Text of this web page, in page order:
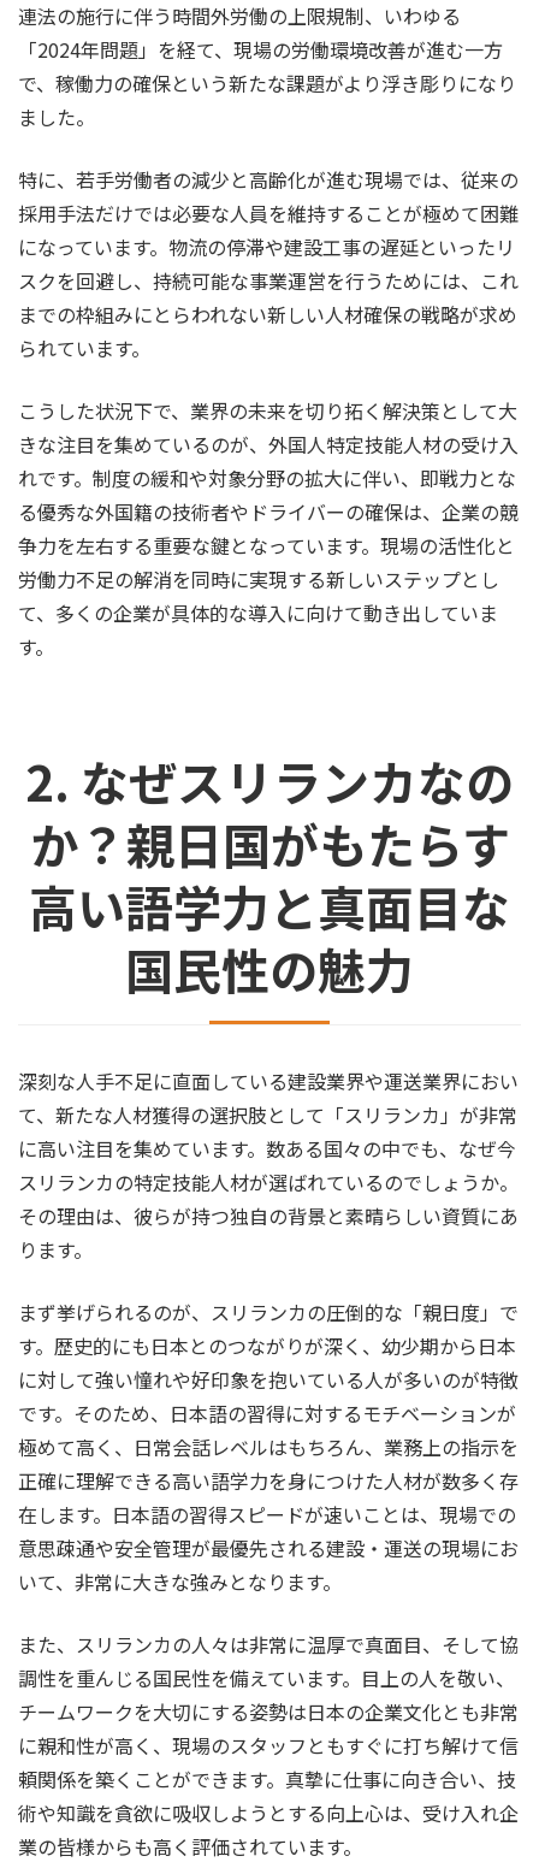
連法の施行に伴う時間外労働の上限規制、いわゆる
「2024年問題」を経て、現場の労働環境改善が進む一方
で、稼働力の確保という新たな課題がより浮き彫りになり
ました。
特に、若手労働者の減少と高齢化が進む現場では、従来の
採用手法だけでは必要な人員を維持することが極めて困難
になっています。物流の停滞や建設工事の遅延といったリ
スクを回避し、持続可能な事業運営を行うためには、これ
までの枠組みにとらわれない新しい人材確保の戦略が求め
られています。
こうした状況下で、業界の未来を切り拓く解決策として大
きな注目を集めているのが、外国人特定技能人材の受け入
れです。制度の緩和や対象分野の拡大に伴い、即戦力とな
る優秀な外国籍の技術者やドライバーの確保は、企業の競
争力を左右する重要な鍵となっています。現場の活性化と
労働力不足の解消を同時に実現する新しいステップとし
て、多くの企業が具体的な導入に向けて動き出していま
す。
2. なぜスリランカなの
か？親日国がもたらす
高い語学力と真面目な
国民性の魅力
深刻な人手不足に直面している建設業界や運送業界におい
て、新たな人材獲得の選択肢として「スリランカ」が非常
に高い注目を集めています。数ある国々の中でも、なぜ今
スリランカの特定技能人材が選ばれているのでしょうか。
その理由は、彼らが持つ独自の背景と素晴らしい資質にあ
ります。
まず挙げられるのが、スリランカの圧倒的な「親日度」で
す。歴史的にも日本とのつながりが深く、幼少期から日本
に対して強い憧れや好印象を抱いている人が多いのが特徴
です。そのため、日本語の習得に対するモチベーションが
極めて高く、日常会話レベルはもちろん、業務上の指示を
正確に理解できる高い語学力を身につけた人材が数多く存
在します。日本語の習得スピードが速いことは、現場での
意思疎通や安全管理が最優先される建設・運送の現場にお
いて、非常に大きな強みとなります。
また、スリランカの人々は非常に温厚で真面目、そして協
調性を重んじる国民性を備えています。目上の人を敬い、
チームワークを大切にする姿勢は日本の企業文化とも非常
に親和性が高く、現場のスタッフともすぐに打ち解けて信
頼関係を築くことができます。真摯に仕事に向き合い、技
術や知識を貪欲に吸収しようとする向上心は、受け入れ企
業の皆様からも高く評価されています。